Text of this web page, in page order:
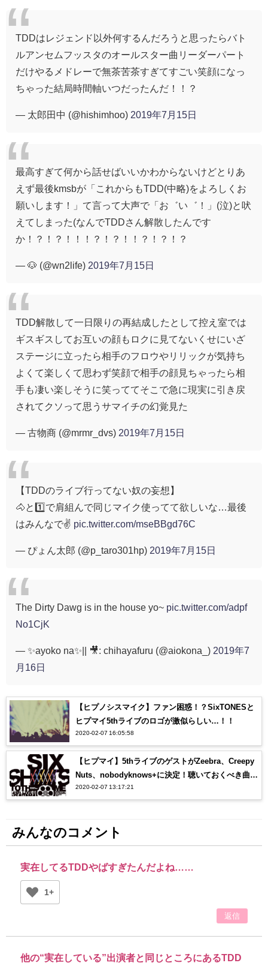
TDDはレジェンド以外何するんだろうと思ったらバト
ルアンセムフッスタのオールスター曲リーダーパート
だけやるメドレーで無茶苦茶すぎてすごい笑顔になっ
ちゃった結局時間軸いつだったんだ！！？
— 太郎田中 (@hishimhoo) 2019年7月15日
最高すぎて何から話せばいいかわからないけどとりあ
えず最後kmsbが「これからもTDD(中略)をよろしくお
願いします！」て言って大声で「お゛い゛！」(泣)と吠
えてしまった(なんでTDDさん解散したんです
か！？！？！！！？！？！！？！？！？
— 🐶 (@wn2life) 2019年7月15日
TDD解散して一日限りの再結成したとして控え室では
ギスギスしてお互いの顔もロクに見てないくせにいざ
ステージに立ったら相手のフロウやリリックが気持ち
よくて楽しくて思わず笑顔で相手の顔見ちゃったら相
手も凄い楽しそうに笑っててそこで急に現実に引き戻
されてクソって思うサマイチの幻覚見た
— 古物商 (@mrmr_dvs) 2019年7月15日
【TDDのライブ行ってない奴の妄想】
🐴と1️⃣で肩組んで同じマイク使ってて欲しいな…最後
はみんなで✌ pic.twitter.com/mseBBgd76C
— ぴょん太郎 (@p_taro301hp) 2019年7月15日
The Dirty Dawg is in the house yo~ pic.twitter.com/adpf
No1CjK
— ✨ayoko na✨|| 🎥: chihayafuru (@aiokona_) 2019年7
月16日
【ヒプノシスマイク】ファン困惑！？SixTONESと
ヒプマイ5thライブのロゴが激似らしい…！！
2020-02-07 16:05:58
【ヒプマイ】5thライブのゲストがZeebra、Creepy
Nuts、nobodyknows+に決定！聴いておくべき曲
は？？
2020-02-07 13:17:21
みんなのコメント
実在してるTDDやばすぎたんだよね……
1+
返信
他の“実在している”出演者と同じところにあるTDD